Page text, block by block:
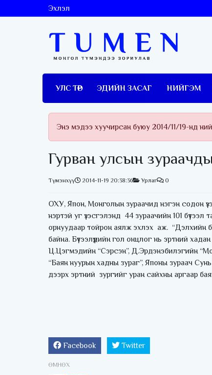
Эхлэл
УЛС ТӨР ЭДИЙН ЗАСАГ НИЙГЭМ
Энэ мэдээ хуучирсан буюу 2014/11/19-нд
Гурван улсын
Түмэнхүү 2014-11-19 20:38:36 Урлаг 0
ОХУ, Япон, Монголын зураачид нэгэн содон
нэртэй уг үзэсгэлэнд 44 зураачийн 101 бүтээл
орнуудаар тойрон аялж эхлэх аж. “Дэлхийн
байна. Бүтээлүүдийн гол онцлог нь эртний
Ц.Цэгмэдийн “Сэрсэн”, Д.Эрдэнэбилэгийн
“Баян нуурын хадны зураг”, Японы зураач
дээрх эртний зургийг уран сайхны аргаар
Facebook Twitter
ӨМНӨХ